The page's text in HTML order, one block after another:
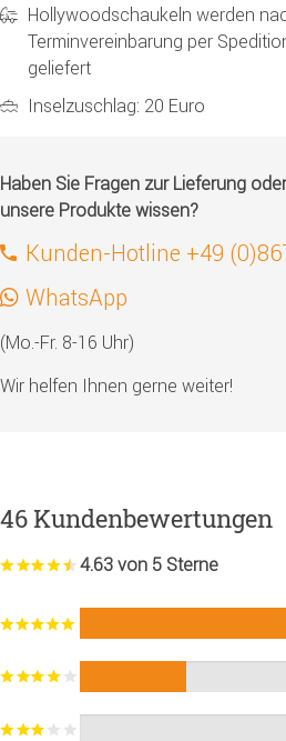
Hollywoodschaukeln werden
Terminvereinbarung per
geliefert
Inselzuschlag: 20 Euro
Haben Sie Fragen zur Lieferung
unsere Produkte wissen?
Kunden-Hotline +49
WhatsApp
(Mo.-Fr. 8-16 Uhr)
Wir helfen Ihnen gerne weiter!
46 Kundenbewertungen
4.63 von 5 Sterne